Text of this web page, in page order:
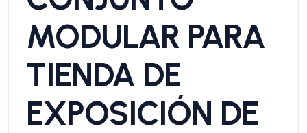
MODULAR PARA
TIENDA DE
EXPOSICIÓN DE